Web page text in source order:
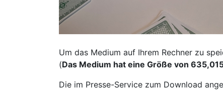
Um das Medium auf Ihrem Rechner zu
(Das Medium hat eine Größe von
Die im Presse-Service zum Download